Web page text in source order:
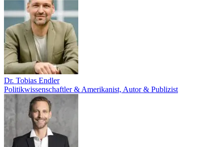
Dr. Tobias Endler
Politikwissenschaftler & Amerikanist, Autor & Publizist